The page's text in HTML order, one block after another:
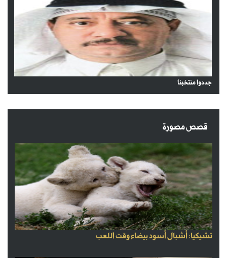
جددوا منتخبنا
قصص مصورة
تشيكيا: أشبال أسود بيضاء وقت اللعب